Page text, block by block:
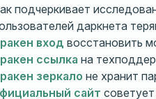
подчеркивает
даркнета
вход восстановить
ссылка на
зеркало не хранит
сайт